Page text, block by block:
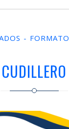
- FORMATO
CUDILLERO